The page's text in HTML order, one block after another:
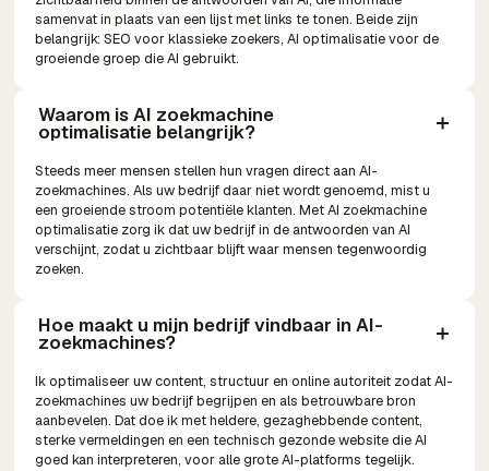
samenvat in plaats van een lijst met links te tonen. Beide zijn
belangrijk: SEO voor klassieke zoekers, AI optimalisatie voor de
groeiende groep die AI gebruikt.
Waarom is AI zoekmachine
optimalisatie belangrijk?
Steeds meer mensen stellen hun vragen direct aan AI-
zoekmachines. Als uw bedrijf daar niet wordt genoemd, mist u
een groeiende stroom potentiële klanten. Met AI zoekmachine
optimalisatie zorg ik dat uw bedrijf in de antwoorden van AI
verschijnt, zodat u zichtbaar blijft waar mensen tegenwoordig
zoeken.
Hoe maakt u mijn bedrijf vindbaar in AI-
zoekmachines?
Ik optimaliseer uw content, structuur en online autoriteit zodat AI-
zoekmachines uw bedrijf begrijpen en als betrouwbare bron
aanbevelen. Dat doe ik met heldere, gezaghebbende content,
sterke vermeldingen en een technisch gezonde website die AI
goed kan interpreteren, voor alle grote AI-platforms tegelijk.